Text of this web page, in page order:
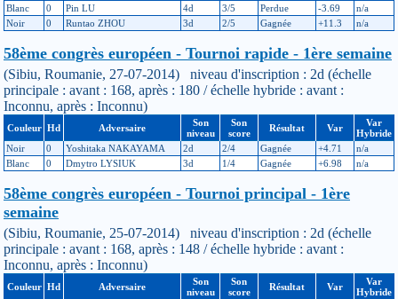
Blanc
0 Pin LU 4d 3/5 Perdue -3.69
n/a
Noir
0 Runtao ZHOU 3d 2/5 Gagnée +11.3 n/a
58ème congrès européen - Tournoi rapide - 1ère semaine
(Sibiu, Roumanie, 27-07-2014) niveau d'inscription : 2d (échelle
principale : avant : 168, après : 180 / échelle hybride : avant :
Inconnu, après : Inconnu)
Couleur Hd Adversaire
Son
niveau
Son
score
Résultat Var
Var
Hybride
Noir
0 Yoshitaka NAKAYAMA 2d 2/4 Gagnée +4.71
n/a
Blanc
0 Dmytro LYSIUK 3d 1/4 Gagnée +6.98 n/a
58ème congrès européen - Tournoi principal - 1ère
semaine
(Sibiu, Roumanie, 25-07-2014) niveau d'inscription : 2d (échelle
principale : avant : 168, après : 148 / échelle hybride : avant :
Inconnu, après : Inconnu)
Couleur Hd Adversaire
Son
niveau
Son
score
Résultat Var
Var
Hybride